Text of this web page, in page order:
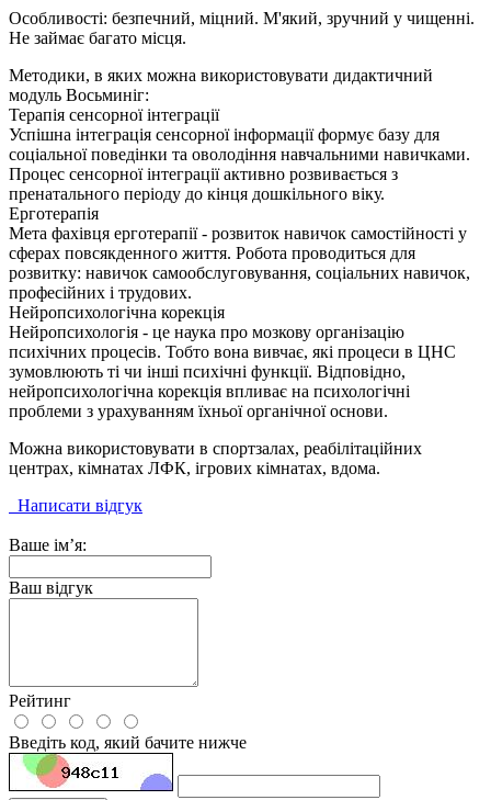
Особливості: безпечний, міцний. М'який, зручний у чищенні.
Не займає багато місця.
Методики, в яких можна використовувати дидактичний
модуль Восьминіг:
Терапія сенсорної інтеграції
Успішна інтеграція сенсорної інформації формує базу для
соціальної поведінки та оволодіння навчальними навичками.
Процес сенсорної інтеграції активно розвивається з
пренатального періоду до кінця дошкільного віку.
Ерготерапія
Мета фахівця ерготерапії - розвиток навичок самостійності у
сферах повсякденного життя. Робота проводиться для
розвитку: навичок самообслуговування, соціальних навичок,
професійних і трудових.
Нейропсихологічна корекція
Нейропсихологія - це наука про мозкову організацію
психічних процесів. Тобто вона вивчає, які процеси в ЦНС
зумовлюють ті чи інші психічні функції. Відповідно,
нейропсихологічна корекція впливає на психологічні
проблеми з урахуванням їхньої органічної основи.
Можна використовувати в спортзалах, реабілітаційних
центрах, кімнатах ЛФК, ігрових кімнатах, вдома.
Написати відгук
Ваше ім’я:
Ваш відгук
Рейтинг
Введіть код, який бачите нижче